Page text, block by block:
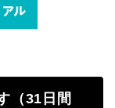
（31日間